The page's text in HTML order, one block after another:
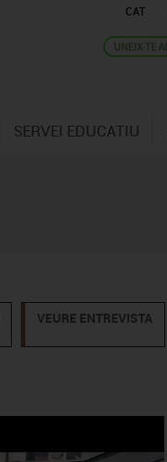
CAT
SERVEI EDUCATIU
VEURE ENTREVISTA